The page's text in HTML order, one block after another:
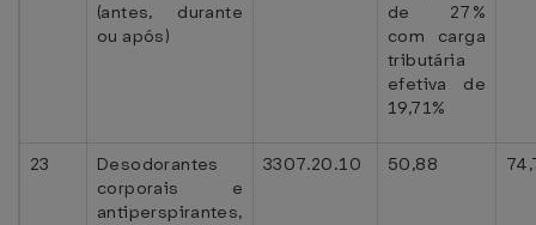
(antes, durante
ou após)
de 27%
com carga
tributária
efetiva de
19,71%
23
Desodorantes
corporais e
antiperspirantes,
3307.20.10 50,88